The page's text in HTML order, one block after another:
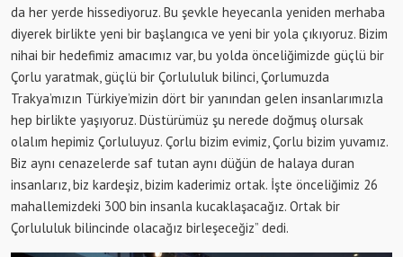
da her yerde hissediyoruz. Bu şevkle heyecanla yeniden merhaba
diyerek birlikte yeni bir başlangıca ve yeni bir yola çıkıyoruz. Bizim
nihai bir hedefimiz amacımız var, bu yolda önceliğimizde güçlü bir
Çorlu yaratmak, güçlü bir Çorlululuk bilinci, Çorlumuzda
Trakya’mızın Türkiye’mizin dört bir yanından gelen insanlarımızla
hep birlikte yaşıyoruz. Düstürümüz şu nerede doğmuş olursak
olalım hepimiz Çorluluyuz. Çorlu bizim evimiz, Çorlu bizim yuvamız.
Biz aynı cenazelerde saf tutan aynı düğün de halaya duran
insanlarız, biz kardeşiz, bizim kaderimiz ortak. İşte önceliğimiz 26
mahallemizdeki 300 bin insanla kucaklaşacağız. Ortak bir
Çorlululuk bilincinde olacağız birleşeceğiz” dedi.